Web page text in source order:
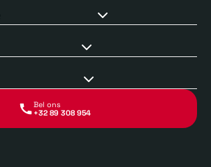
Bel ons
+32 89 308 954